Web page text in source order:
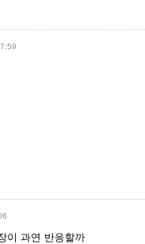
이 과연 반응할까